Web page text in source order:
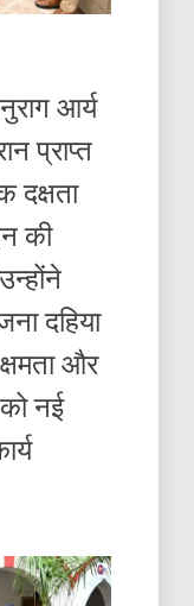
आर्य
प्राप्त
दक्षता
की
दहिया
और
नई